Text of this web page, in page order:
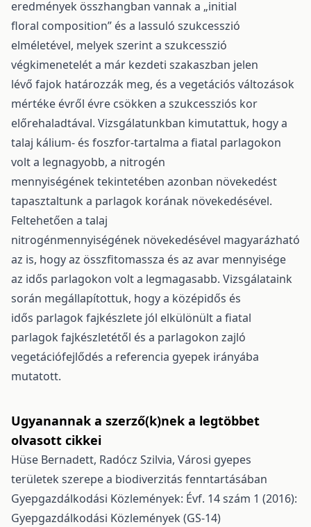
eredmények összhangban vannak a „initial
floral composition” és a lassuló szukcesszió
elméletével, melyek szerint a szukcesszió
végkimenetelét a már kezdeti szakaszban jelen
lévő fajok határozzák meg, és a vegetációs változások
mértéke évről évre csökken a szukcessziós kor
előrehaladtával. Vizsgálatunkban kimutattuk, hogy a
talaj kálium- és foszfor-tartalma a fiatal parlagokon
volt a legnagyobb, a nitrogén
mennyiségének tekintetében azonban növekedést
tapasztaltunk a parlagok korának növekedésével.
Feltehetően a talaj
nitrogénmennyiségének növekedésével magyarázható
az is, hogy az összfitomassza és az avar mennyisége
az idős parlagokon volt a legmagasabb. Vizsgálataink
során megállapítottuk, hogy a középidős és
idős parlagok fajkészlete jól elkülönült a fiatal
parlagok fajkészletétől és a parlagokon zajló
vegetációfejlődés a referencia gyepek irányába
mutatott.
Ugyanannak a szerző(k)nek a legtöbbet
olvasott cikkei
Hüse Bernadett, Radócz Szilvia, Városi gyepes
területek szerepe a biodiverzitás fenntartásában
Gyepgazdálkodási Közlemények: Évf. 14 szám 1 (2016):
Gyepgazdálkodási Közlemények (GS-14)